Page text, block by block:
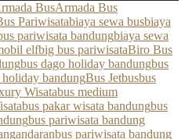
BusArmada Bus
Pariwisatabiaya sewa busbiaya
pariwisata bandungbiaya sewa
elfbig bus pariwisataBiro Bus
bus dago holiday bandungbus
holiday bandungBus Jetbusbus
Wisatabus medium
bus pakar wisata bandungbus
bus pariwisata bandung
bus pariwisata bandung